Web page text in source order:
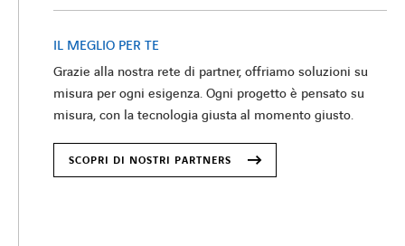
IL MEGLIO PER TE
Grazie alla nostra rete di partner, offriamo soluzioni su
misura per ogni esigenza. Ogni progetto è pensato su
misura, con la tecnologia giusta al momento giusto.
SCOPRI DI NOSTRI PARTNERS